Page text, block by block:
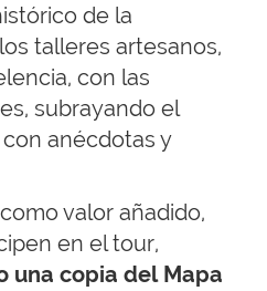
de la
talleres artesanos,
con las
subrayando el
anécdotas y
valor añadido,
en el tour,
una copia del Mapa